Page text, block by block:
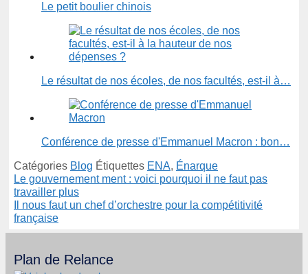
Le petit boulier chinois
Le résultat de nos écoles, de nos facultés, est-il à…
Conférence de presse d'Emmanuel Macron : bon…
Catégories Blog Étiquettes ENA, Énarque
Le gouvernement ment : voici pourquoi il ne faut pas
travailler plus
Il nous faut un chef d’orchestre pour la compétitivité
française
Plan de Relance